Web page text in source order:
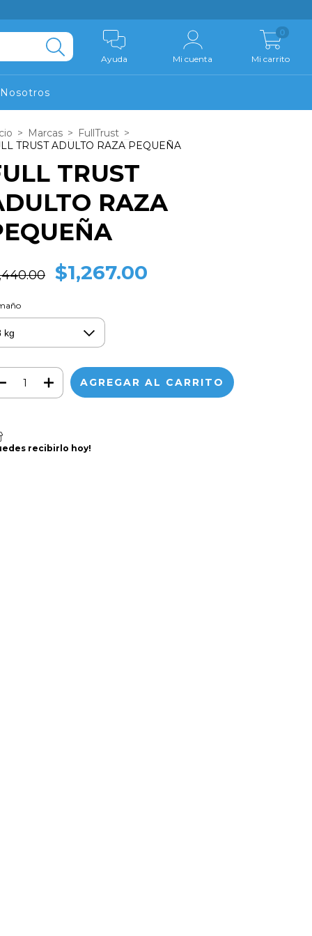
Ayuda Mi cuenta Mi carrito
0
Nosotros
> Marcas > FullTrust >
TRUST ADULTO RAZA PEQUEÑA
TRUST
RAZA
$1,267.00
recibirlo hoy!